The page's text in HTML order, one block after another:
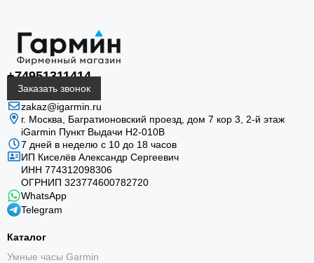
+74951311414
Заказать звонок
zakaz@igarmin.ru
г. Москва, Багратионовский проезд, дом 7 кор 3, 2-й этаж
iGarmin Пункт Выдачи Н2-010В
7 дней в неделю с 10 до 18 часов
ИП Киселёв Александр Сергеевич
ИНН 774312098306
ОГРНИП 323774600782720
WhatsApp
Telegram
Каталог
Умные часы Garmin